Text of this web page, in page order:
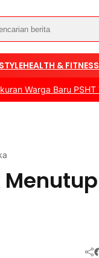
HEALTH & FITNESS
Baru PSHT
Menutup
Facebook